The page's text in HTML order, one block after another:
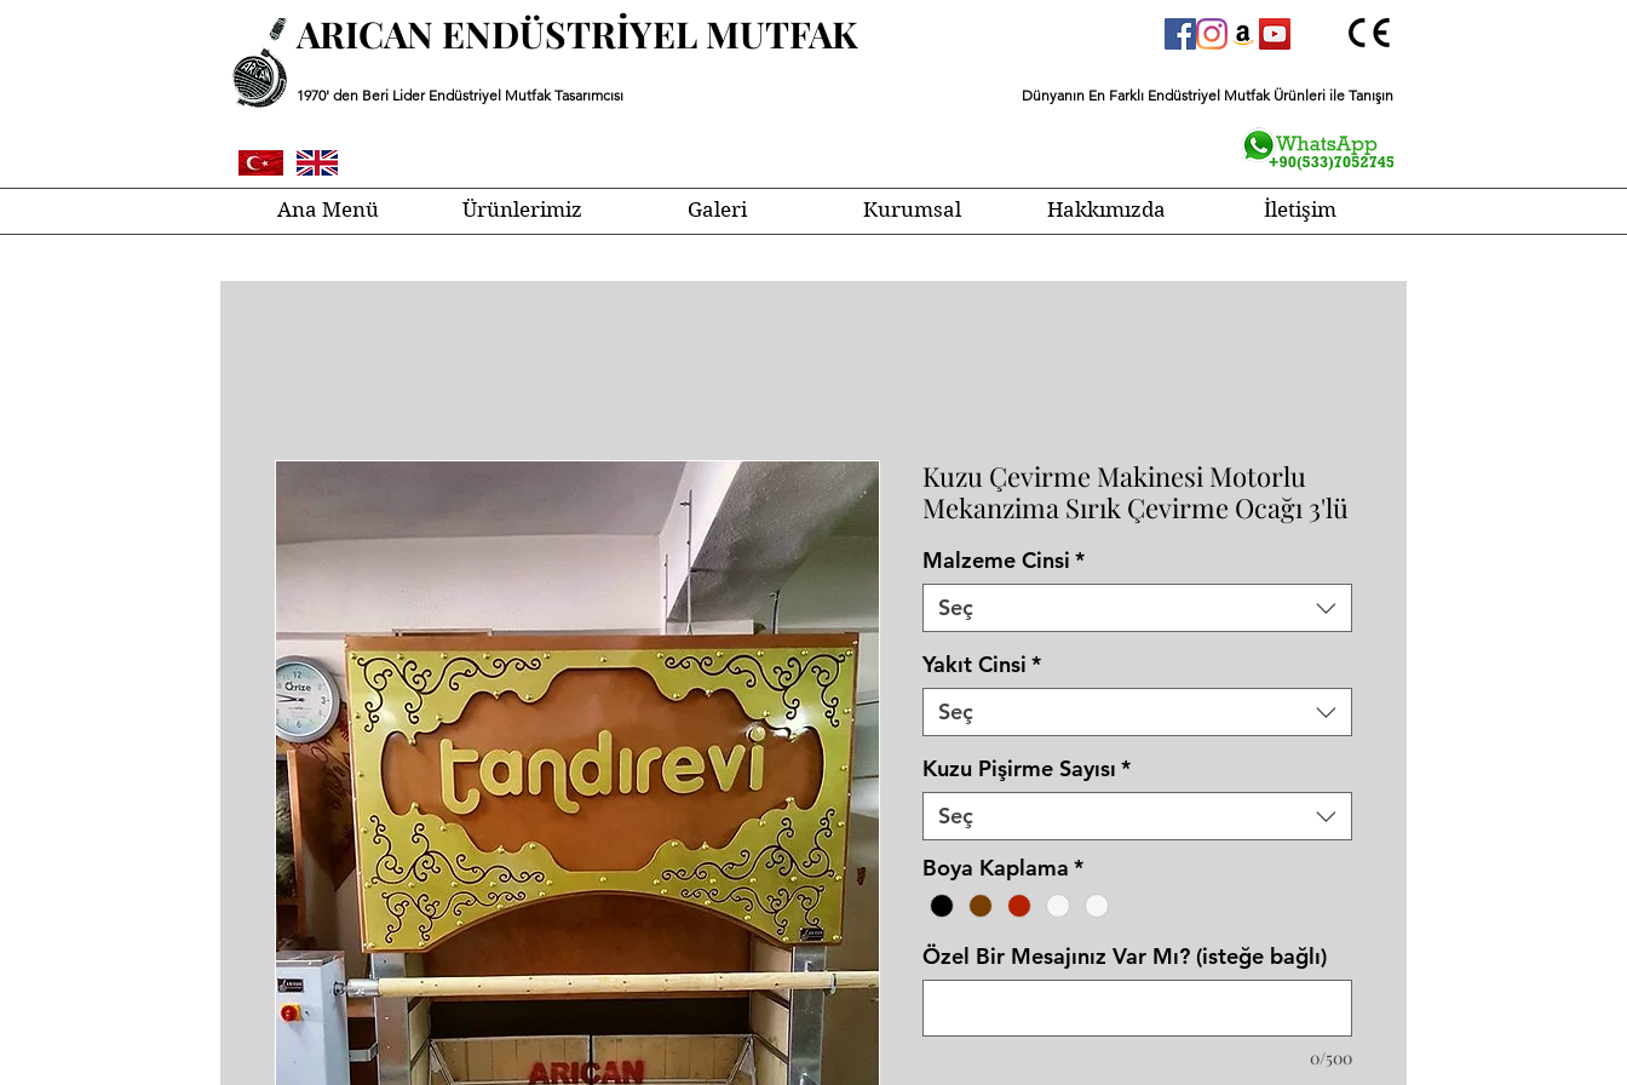
ARICAN ENDÜSTRİYEL MUTFAK
1970' den Beri Lider Endüstriyel Mutfak Tasarımcısı Dünyanın En Farklı Endüstriyel Mutfak Ürünleri ile Tanışın
Ana Menü Ürünlerimiz Galeri Kurumsal Hakkımızda İletişim
Kuzu Çevirme Makinesi Motorlu
Mekanzima Sırık Çevirme Ocağı 3'lü
Malzeme Cinsi *
Seç
Yakıt Cinsi *
Seç
Kuzu Pişirme Sayısı *
Seç
Boya Kaplama *
Özel Bir Mesajınız Var Mı? (isteğe bağlı)
0/500